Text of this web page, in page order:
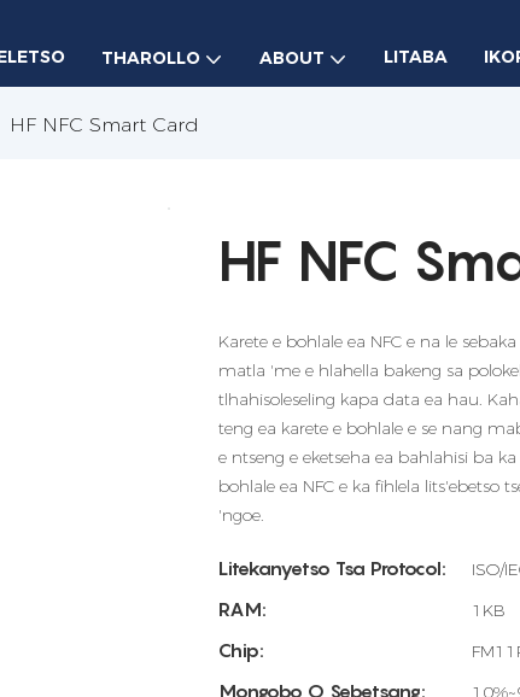
THAROLLO ABOUT LITABA
HF NFC Smart Card
HF NFC
Karete e bohlale ea NFC e na le
matla 'me e hlahella bakeng sa
tlhahisoleseling kapa data ea hau.
teng ea karete e bohlale e se nang
e ntseng e eketseha ea bahlahisi ba
bohlale ea NFC e ka fihlela lits'ebetso
'ngoe.
Litekanyetso Tsa Protocol: ISO/
RAM: 1KB
Chip:
Mongobo O Sebetsang: